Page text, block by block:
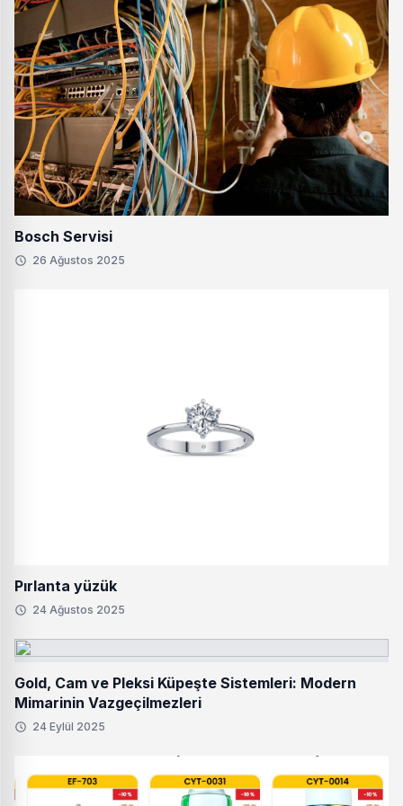
Bosch Servisi
26 Ağustos 2025
Pırlanta yüzük
24 Ağustos 2025
Gold, Cam ve Pleksi Küpeşte Sistemleri: Modern
Mimarinin Vazgeçilmezleri
24 Eylül 2025